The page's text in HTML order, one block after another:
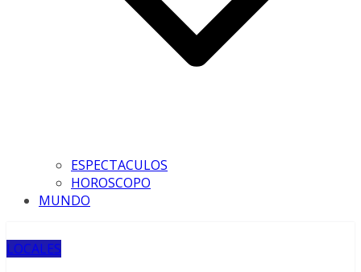
ESPECTACULOS
HOROSCOPO
MUNDO
LOCALES